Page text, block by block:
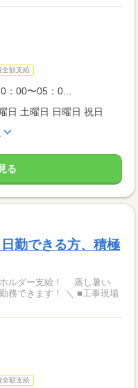
全額支給
00〜05：0...
日 土曜日 日曜日 祝日
る
勤できる方、積極
ルダー支給！ 蒸し暑い
す！ ＼ ■工事現場
全額支給